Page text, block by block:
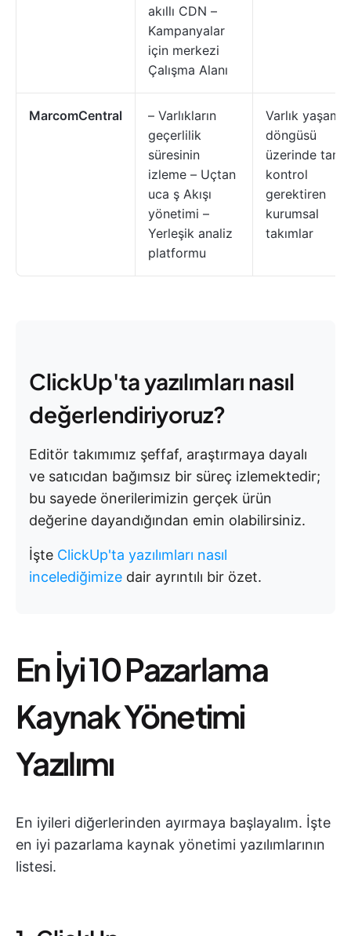
akıllı CDN –
Kampanyalar
için merkezi
Çalışma Alanı
MarcomCentral
– Varlıkların
geçerlilik
süresinin
izleme – Uçtan
uca ş Akışı
yönetimi –
Yerleşik analiz
platformu
Varlık yaşam
döngüsü
üzerinde tam
kontrol
gerektiren
kurumsal
takımlar
ClickUp'ta yazılımları nasıl
değerlendiriyoruz?
Editör takımımız şeffaf, araştırmaya dayalı
ve satıcıdan bağımsız bir süreç izlemektedir;
bu sayede önerilerimizin gerçek ürün
değerine dayandığından emin olabilirsiniz.
İşte ClickUp'ta yazılımları nasıl
incelediğimize dair ayrıntılı bir özet.
En İyi 10 Pazarlama
Kaynak Yönetimi
Yazılımı
En iyileri diğerlerinden ayırmaya başlayalım. İşte
en iyi pazarlama kaynak yönetimi yazılımlarının
listesi.